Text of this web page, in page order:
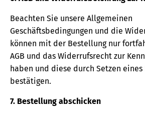
Beachten Sie unsere Allgemeinen
Geschäftsbedingungen und die
können mit der Bestellung nur
AGB und das Widerrufsrecht zur
haben und diese durch Setzen eines
bestätigen.
7. Bestellung abschicken